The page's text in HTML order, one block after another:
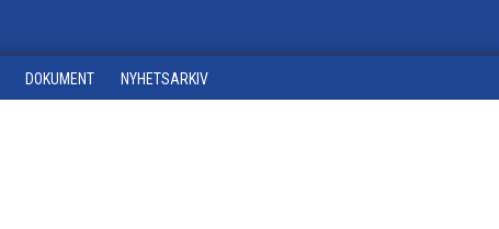
DOKUMENT NYHETSARKIV